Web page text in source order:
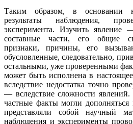
Таким образом, в основании
результаты наблюдения,
эксперимента. Изучить явление
составные части, его общие
признаки, причины, его
обусловленные, следовательно,
остальными, уже проверенными
может быть исполнена в
вследствие недостатка точно
— вследствие сложности
частные факты могли
представляли собой научный
наблюдения и эксперименты